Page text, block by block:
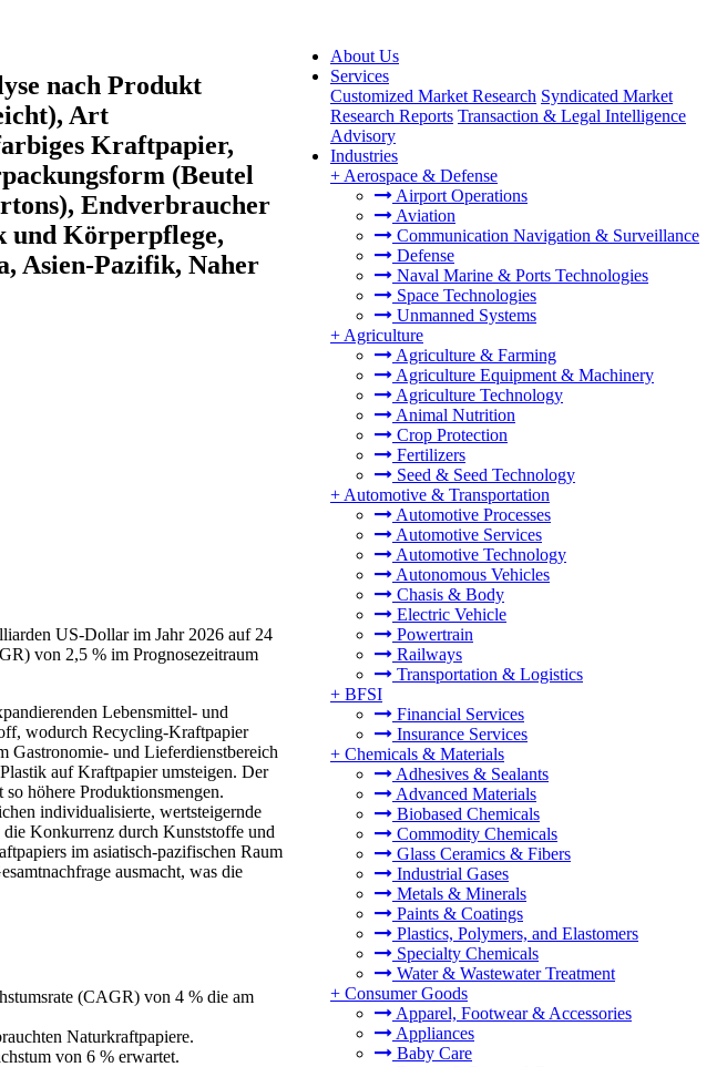
About Us
Services
Customized Market Research Syndicated Market
Research Reports Transaction & Legal Intelligence
Advisory
Industries
+ Aerospace & Defense
Airport Operations
Aviation
Communication Navigation & Surveillance
Defense
Naval Marine & Ports Technologies
Space Technologies
Unmanned Systems
+ Agriculture
Agriculture & Farming
Agriculture Equipment & Machinery
Agriculture Technology
Animal Nutrition
Crop Protection
Fertilizers
Seed & Seed Technology
+ Automotive & Transportation
Automotive Processes
Automotive Services
Automotive Technology
Autonomous Vehicles
Chasis & Body
Electric Vehicle
Powertrain
Railways
Transportation & Logistics
+ BFSI
Financial Services
Insurance Services
+ Chemicals & Materials
Adhesives & Sealants
Advanced Materials
Biobased Chemicals
Commodity Chemicals
Glass Ceramics & Fibers
Industrial Gases
Metals & Minerals
Paints & Coatings
Plastics, Polymers, and Elastomers
Specialty Chemicals
Water & Wastewater Treatment
+ Consumer Goods
Apparel, Footwear & Accessories
Appliances
Baby Care
nach Produkt
Art
Kraftpapier,
(Beutel
Endverbraucher
und Körperpflege,
Asien-Pazifik, Naher
US-Dollar im Jahr 2026 auf 24
von 2,5 % im Prognosezeitraum
Lebensmittel- und
wodurch Recycling-Kraftpapier
Gastronomie- und Lieferdienstbereich
auf Kraftpapier umsteigen. Der
höhere Produktionsmengen.
individualisierte, wertsteigernde
Konkurrenz durch Kunststoffe und
im asiatisch-pazifischen Raum
ausmacht, was die
(CAGR) von 4 % die am
Naturkraftpapiere.
von 6 % erwartet.